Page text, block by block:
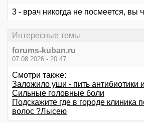
3 - врач никогда не посмеется, вы
Интересные темы
forums-kuban.ru
07.08.2026 - 20:47
Смотри также:
Заложило уши - пить антибиотики
Сильные головные боли
Подскажите где в городе клиника
волос ?Лысею